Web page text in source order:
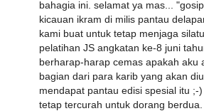
bahagia ini. selamat ya mas...
kicauan ikram di milis pantau
kami buat untuk tetap menjaga
pelatihan JS angkatan ke-8 juni
berharap-harap cemas apakah aku
bagian dari para karib yang akan
mendapat pantau edisi spesial itu ;-
tetap tercurah untuk dorang